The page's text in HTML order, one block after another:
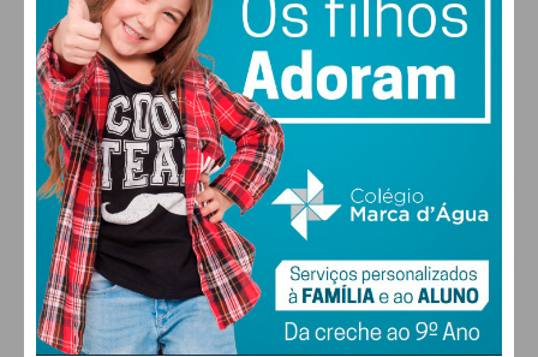
SÁB DOM SEG TER
FARMACIAS DE SERVIÇO EM PAÇOS DE
FERREIRA